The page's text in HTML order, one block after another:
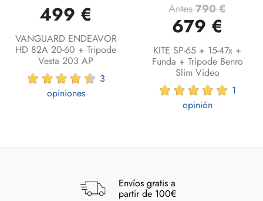
499 €
VANGUARD ENDEAVOR
HD 82A 20-60 + Tripode
Vesta 203 AP
3
opiniones
Antes790 €
679 €
KITE SP-65 + 15-47x +
Funda + Tripode Benro
Slim Video
1
opinión
Envíos gratis a
partir de 100€